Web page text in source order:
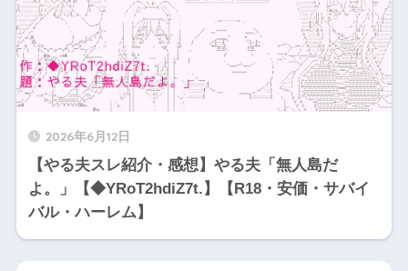
2026年6月12日
【やる夫スレ紹介・感想】やる夫「無人島だ
よ。」【◆YRoT2hdiZ7t.】【R18・安価・サバイ
バル・ハーレム】